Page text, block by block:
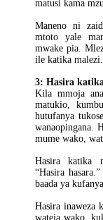
matusi kama
Maneno ni
mtoto yale
mwake pia.
ile katika malezi.
3: Hasira
Kila mmoja
matukio,
hutufanya
wanaopingana.
mume wako,
Hasira katika
“Hasira
baada ya
Hasira inaweza
wateja wako,